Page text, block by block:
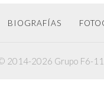
BIOGRAFÍAS
2014-2026 Grupo F6-11